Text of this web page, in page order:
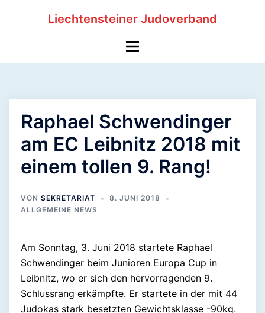
Liechtensteiner Judoverband
Menü
Raphael Schwendinger
am EC Leibnitz 2018 mit
einem tollen 9. Rang!
VON SEKRETARIAT
8. JUNI 2018
ALLGEMEINE NEWS
Am Sonntag, 3. Juni 2018 startete Raphael
Schwendinger beim Junioren Europa Cup in
Leibnitz, wo er sich den hervorragenden 9.
Schlussrang erkämpfte. Er startete in der mit 44
Judokas stark besetzten Gewichtsklasse -90kg.